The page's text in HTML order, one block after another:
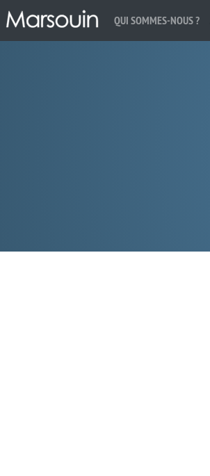
QUI SOMMES-NOUS ?